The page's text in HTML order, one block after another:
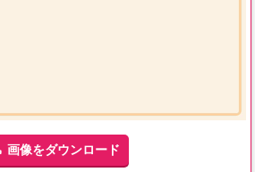
画像をダウンロード